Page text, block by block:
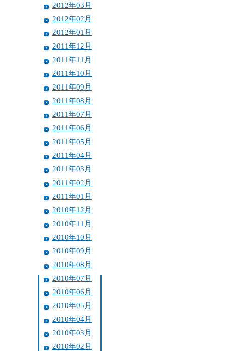
2012年03月
2012年02月
2012年01月
2011年12月
2011年11月
2011年10月
2011年09月
2011年08月
2011年07月
2011年06月
2011年05月
2011年04月
2011年03月
2011年02月
2011年01月
2010年12月
2010年11月
2010年10月
2010年09月
2010年08月
2010年07月
2010年06月
2010年05月
2010年04月
2010年03月
2010年02月